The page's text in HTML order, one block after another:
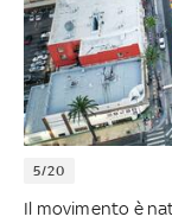
5/20
Il movimento è